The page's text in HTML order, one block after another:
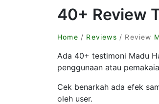
40+ Review
Home / Reviews / Review
Ada 40+ testimoni Madu
penggunaan atau
Cek benarkah ada efek
oleh user.